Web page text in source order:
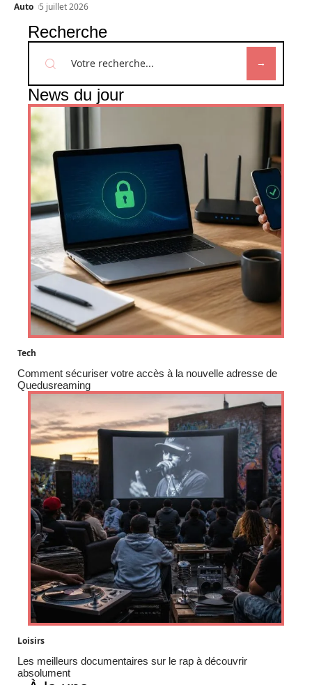
Auto 5 juillet 2026
Recherche
News du jour
Tech
Comment sécuriser votre accès à la nouvelle adresse de
Quedusreaming
Loisirs
Les meilleurs documentaires sur le rap à découvrir
absolument